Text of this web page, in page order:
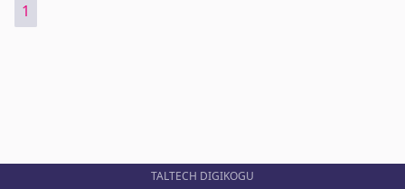
1
TALTECH DIGIKOGU